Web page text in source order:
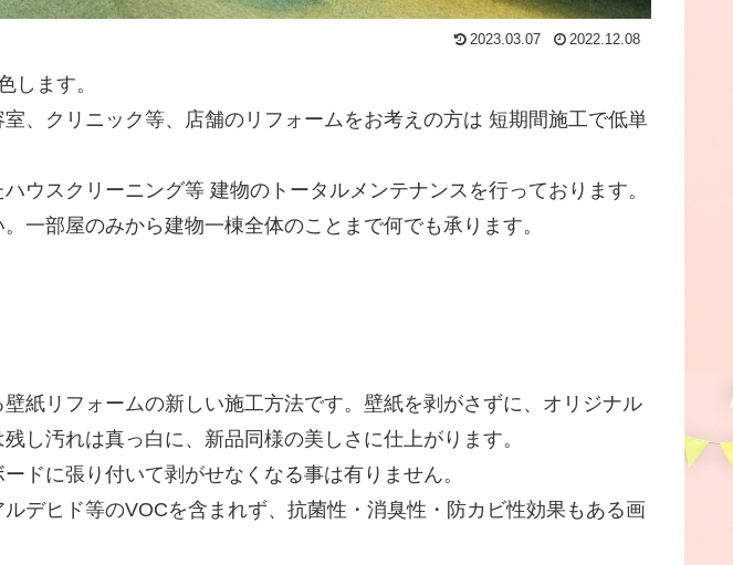
2023.03.07 2022.12.08
します。
、クリニック等、店舗のリフォームをお考えの方は 短期間施工で低単
ウスクリーニング等 建物のトータルメンテナンスを行っております。
一部屋のみから建物一棟全体のことまで何でも承ります。
紙リフォームの新しい施工方法です。壁紙を剥がさずに、オリジナル
し汚れは真っ白に、新品同様の美しさに仕上がります。
ドに張り付いて剥がせなくなる事は有りません。
デヒド等のVOCを含まれず、抗菌性・消臭性・防カビ性効果もある画